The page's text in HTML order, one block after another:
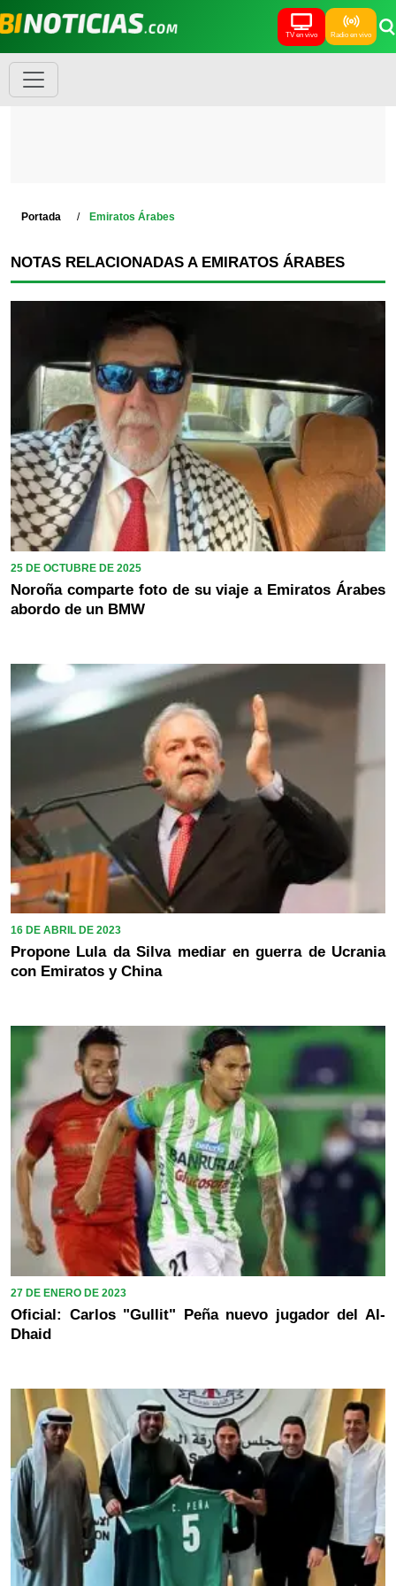
TV en vivo Radio en vivo
Portada Emiratos Árabes
NOTAS RELACIONADAS A EMIRATOS ÁRABES
25 DE OCTUBRE DE 2025
Noroña comparte foto de su viaje a Emiratos Árabes
abordo de un BMW
16 DE ABRIL DE 2023
Propone Lula da Silva mediar en guerra de Ucrania
con Emiratos y China
27 DE ENERO DE 2023
Oficial: Carlos "Gullit" Peña nuevo jugador del Al-
Dhaid